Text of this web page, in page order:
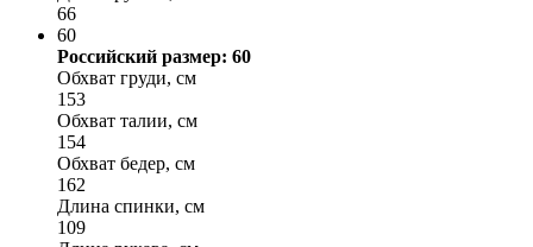
66
60
Российский размер: 60
Обхват груди, см
153
Обхват талии, см
154
Обхват бедер, см
162
Длина спинки, см
109